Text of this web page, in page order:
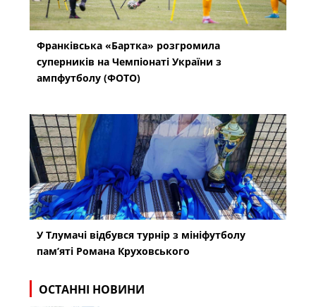
Франківська «Бартка» розгромила
суперників на Чемпіонаті України з
ампфутболу (ФОТО)
У Тлумачі відбувся турнір з мініфутболу
пам’яті Романа Круховського
ОСТАННІ НОВИНИ